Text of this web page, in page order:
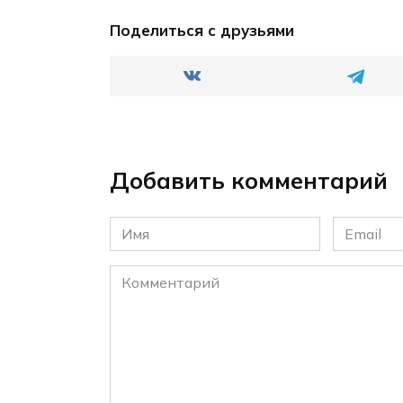
Поделиться с друзьями
Добавить комментарий
Имя
*
Email
*
Комментарий